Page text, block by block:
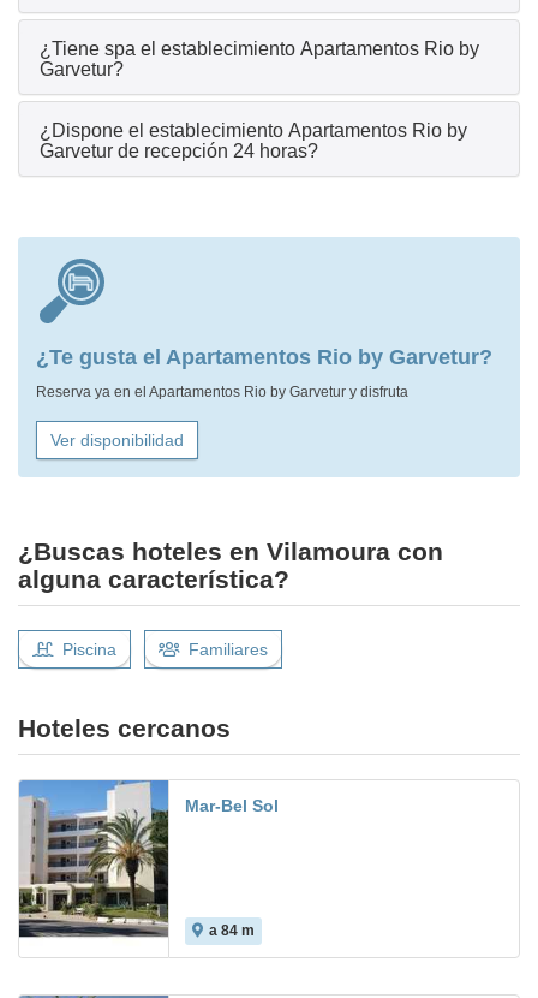
¿Tiene spa el establecimiento Apartamentos Rio by
Garvetur?
¿Dispone el establecimiento Apartamentos Rio by
Garvetur de recepción 24 horas?
¿Te gusta el Apartamentos Rio by Garvetur?
Reserva ya en el Apartamentos Rio by Garvetur y disfruta
Ver disponibilidad
¿Buscas hoteles en Vilamoura con
alguna característica?
Piscina Familiares
Hoteles cercanos
Mar-Bel Sol
a 84 m